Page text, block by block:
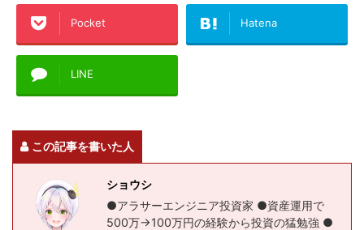
Pocket Hatena
LINE
この記事を書いた人
ショウシ
●アラサーエンジニア投資家 ●資産運用で
500万→100万円の経験から投資の猛勉強 ●